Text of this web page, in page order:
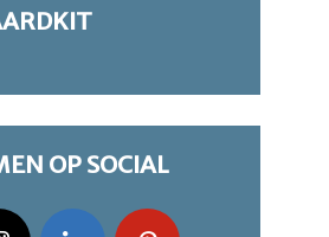
OP SOCIAL